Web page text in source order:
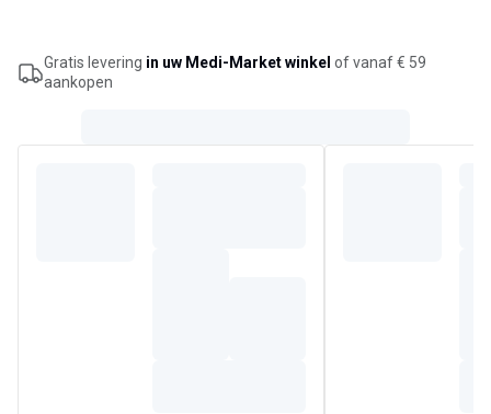
het wassen of om het haar snel in model te brengen. Bevat
98% ingrediënten van natuurlijke oorsprong en is
dermatologisch getest onder pediatrisch toezicht.
Gratis levering in uw Medi-Market winkel of vanaf € 59
aankopen